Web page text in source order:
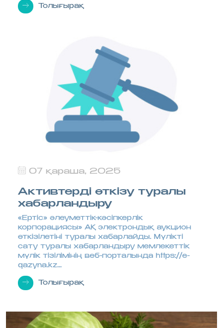
Толығырақ
07 қараша, 2025
Активтерді өткізу туралы
хабарландыру
«Ертіс» әлеуметтік-кәсіпкерлік
корпорациясы» АҚ электрондық аукцион
өткізілетіні туралы хабарлайды. Мүлікті
сату туралы хабарландыру мемлекеттік
мүлік тізілімінің веб-порталында https://e-
qazyna.kz...
Толығырақ